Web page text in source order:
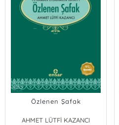
Özlenen Şafak
AHMET LÜTFİ KAZANCI